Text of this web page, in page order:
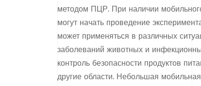
методом ПЦР. При наличии
могут начать проведение
может применяться в различных
заболеваний животных и
контроль безопасности продуктов
другие области. Небольшая